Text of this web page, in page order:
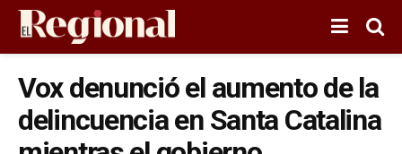
Vox denunció el aumento de la
delincuencia en Santa Catalina